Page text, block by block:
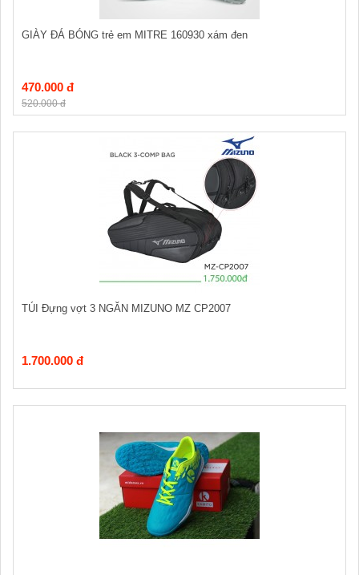
GIÀY ĐÁ BÓNG trẻ em MITRE 160930 xám đen
470.000 đ
520.000 đ
TÚI Đựng vợt 3 NGĂN MIZUNO MZ CP2007
1.700.000 đ